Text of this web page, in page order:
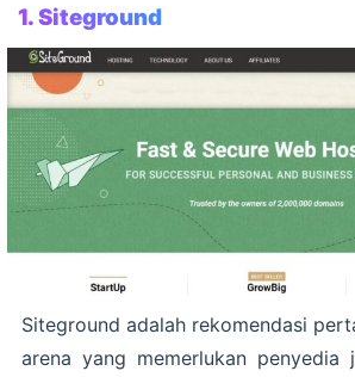
1. Siteground
Siteground adalah rekomendasi
arena yang memerlukan penyedia